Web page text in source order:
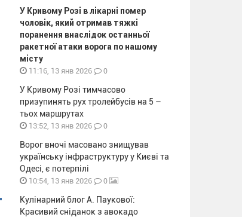
У Кривому Розі в лікарні помер
чоловік, який отримав тяжкі
поранення внаслідок останньої
ракетної атаки ворога по нашому
місту
11:16, 13 янв 2026 0
У Кривому Розі тимчасово
призупинять рух тролейбусів на 5 –
тьох маршрутах
13:52, 13 янв 2026 0
Ворог вночі масовано знищував
українську інфраструктуру у Києві та
Одесі, є потерпілі
10:54, 13 янв 2026 0
Кулінарний блог А. Паукової:
Красивий сніданок з авокадо